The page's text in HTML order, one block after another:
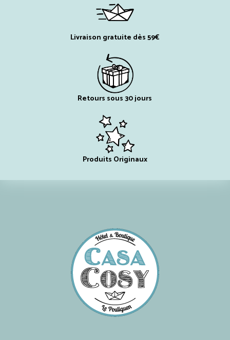
Livraison gratuite dès 59€
Retours sous 30 jours
Produits Originaux